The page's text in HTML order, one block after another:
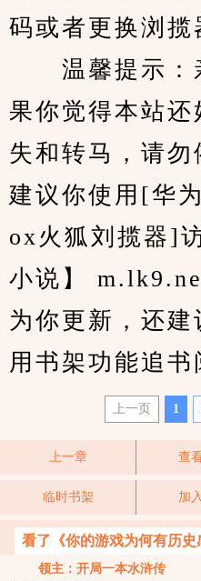
码或者更换浏揽
温馨提示：
果你觉得本站还
失和转马，请勿
建议你使用[华
ox火狐刘揽器]
小说】
为你更新，还
用书架功能追书
上一页 1
上一章 查
临时书架 加
看了《你的游戏为何有历
领主：开局一本水浒传